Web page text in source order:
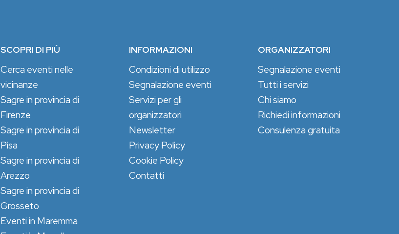
SCOPRI DI PIÙ
Cerca eventi nelle
vicinanze
Sagre in provincia di
Firenze
Sagre in provincia di
Pisa
Sagre in provincia di
Arezzo
Sagre in provincia di
Grosseto
Eventi in Maremma
INFORMAZIONI
Condizioni di utilizzo
Segnalazione eventi
Servizi per gli
organizzatori
Newsletter
Privacy Policy
Cookie Policy
Contatti
ORGANIZZATORI
Segnalazione eventi
Tutti i servizi
Chi siamo
Richiedi informazioni
Consulenza gratuita